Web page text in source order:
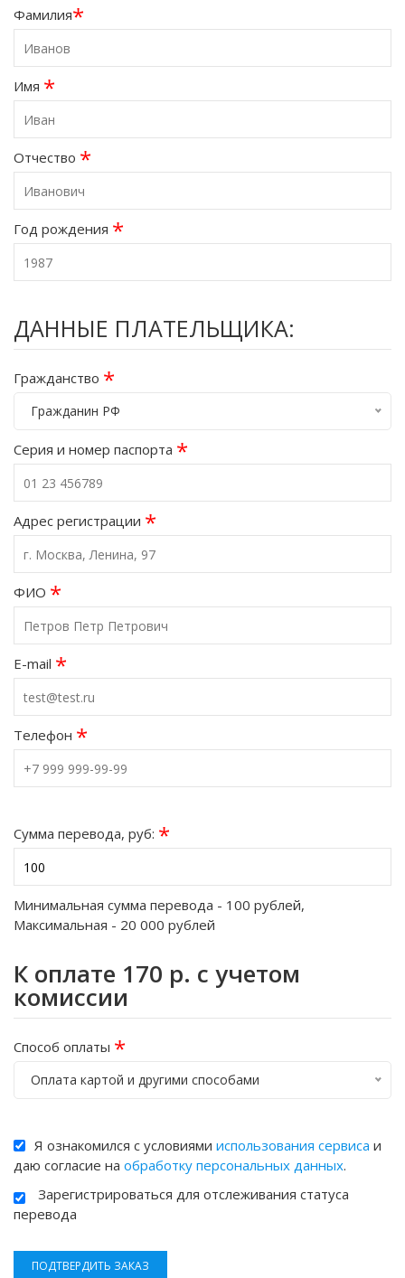
Фамилия*
Имя *
Отчество *
Год рождения *
ДАННЫЕ ПЛАТЕЛЬЩИКА:
Гражданство *
Гражданин РФ
Серия и номер паспорта *
Адрес регистрации *
ФИО *
E-mail *
Телефон *
Сумма перевода, руб: *
Минимальная сумма перевода - 100 рублей,
Максимальная - 20 000 рублей
К оплате 170 р. с учетом
комиссии
Способ оплаты *
Оплата картой и другими способами
Я ознакомился с условиями использования сервиса и
даю согласие на обработку персональных данных.
Зарегистрироваться для отслеживания статуса
перевода
ПОДТВЕРДИТЬ ЗАКАЗ